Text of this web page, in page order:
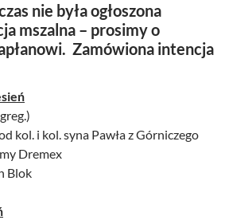
nie była ogłoszona
mszalna – prosimy o
Zamówiona intencja
kol. i kol. syna Pawła z Górniczego
Dremex
Blok